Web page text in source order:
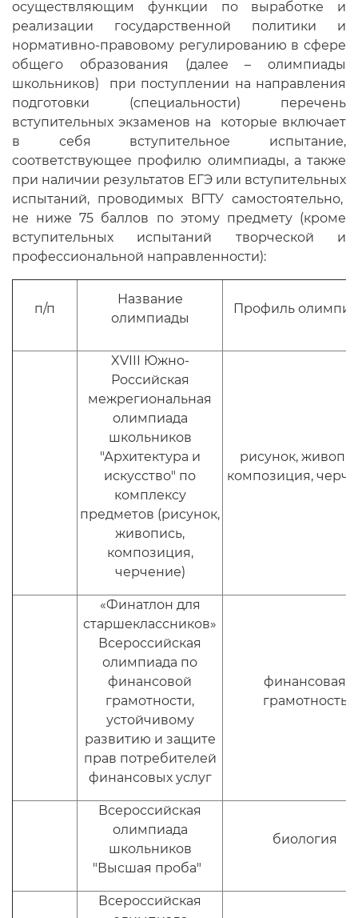
осуществляющим функции по выработке и
реализации государственной политики и
нормативно-правовому регулированию в сфере
общего образования (далее – олимпиады
школьников) при поступлении на направления
подготовки (специальности) перечень
вступительных экзаменов на которые включает
в себя вступительное испытание,
соответствующее профилю олимпиады, а также
при наличии результатов ЕГЭ или вступительных
испытаний, проводимых ВГТУ самостоятельно,
не ниже 75 баллов по этому предмету (кроме
вступительных испытаний творческой и
профессиональной направленности):
п/п
Название
олимпиады
Профиль
XVIII Южно-
Российская
межрегиональная
олимпиада
школьников
"Архитектура и
искусство" по
комплексу
предметов (рисунок,
живопись,
композиция,
черчение)
рисунок,
композиция,
«Финатлон для
старшеклассников»
Всероссийская
олимпиада по
финансовой
грамотности,
устойчивому
развитию и защите
прав потребителей
финансовых услуг
финансовая
грамотность
Всероссийская
олимпиада
школьников
"Высшая проба"
биология
Всероссийская